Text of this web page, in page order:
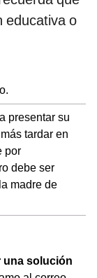
educativa o
presentar su
tardar en
por
debe ser
madre de
una solución